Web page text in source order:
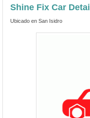
Shine Fix Car
Ubicado en San Isidro